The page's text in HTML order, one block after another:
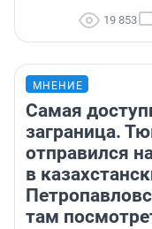
19 853
МНЕНИЕ
Самая
заграница.
отправился
в
там